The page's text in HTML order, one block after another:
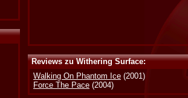
Reviews zu Withering Surface:
Walking On Phantom Ice (2001)
Force The Pace (2004)